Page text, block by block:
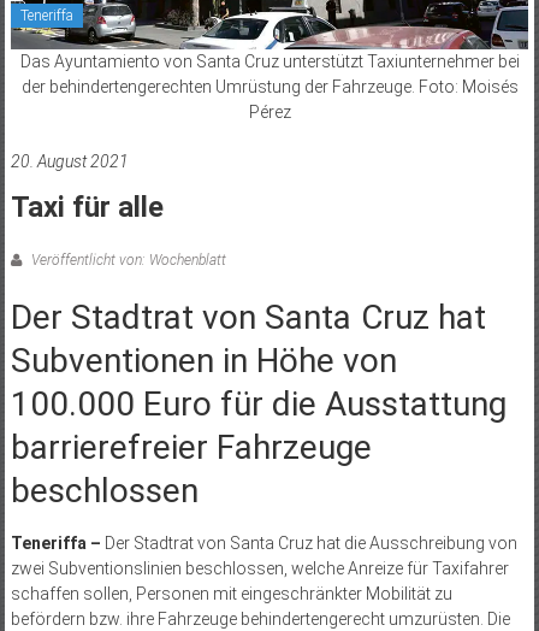
Teneriffa
Das Ayuntamiento von Santa Cruz unterstützt Taxiunternehmer bei
der behindertengerechten Umrüstung der Fahrzeuge. Foto: Moisés
Pérez
20. August 2021
Taxi für alle
Veröffentlicht von: Wochenblatt
Der Stadtrat von Santa Cruz hat
Subventionen in Höhe von
100.000 Euro für die Ausstattung
barrierefreier Fahrzeuge
beschlossen
Teneriffa – Der Stadtrat von Santa Cruz hat die Ausschreibung von
zwei Subventionslinien beschlossen, welche Anreize für Taxifahrer
schaffen sollen, Personen mit eingeschränkter Mobilität zu
befördern bzw. ihre Fahrzeuge behindertengerecht umzurüsten. Die